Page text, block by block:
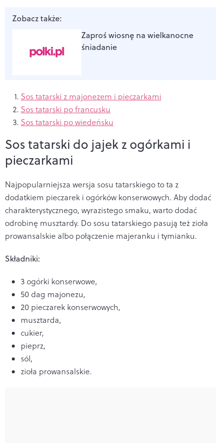
Zobacz także:
Zaproś wiosnę na wielkanocne
śniadanie
Sos tatarski z majonezem i pieczarkami
Sos tatarski po francusku
Sos tatarski po wiedeńsku
Sos tatarski do jajek z ogórkami i
pieczarkami
Najpopularniejsza wersja sosu tatarskiego to ta z
dodatkiem pieczarek i ogórków konserwowych. Aby dodać
charakterystycznego, wyrazistego smaku, warto dodać
odrobinę musztardy. Do sosu tatarskiego pasują też zioła
prowansalskie albo połączenie majeranku i tymianku.
Składniki:
3 ogórki konserwowe,
50 dag majonezu,
20 pieczarek konserwowych,
musztarda,
cukier,
pieprz,
sól,
zioła prowansalskie.